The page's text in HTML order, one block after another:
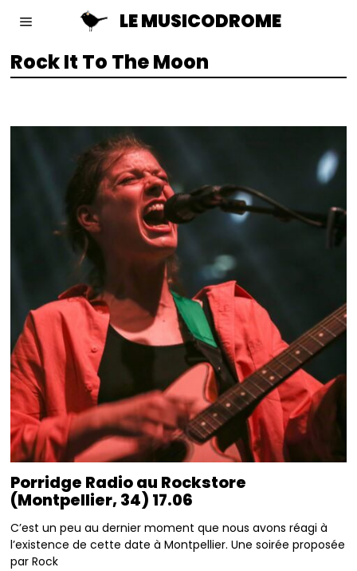
LE MUSICODROME
Rock It To The Moon
Porridge Radio au Rockstore
(Montpellier, 34) 17.06
C’est un peu au dernier moment que nous avons réagi à
l’existence de cette date à Montpellier. Une soirée proposée
par Rock